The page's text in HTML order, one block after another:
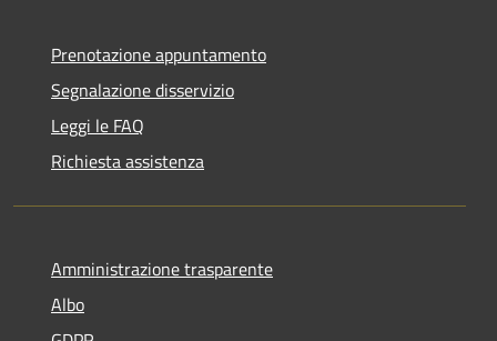
Prenotazione appuntamento
Segnalazione disservizio
Leggi le FAQ
Richiesta assistenza
Amministrazione trasparente
Albo